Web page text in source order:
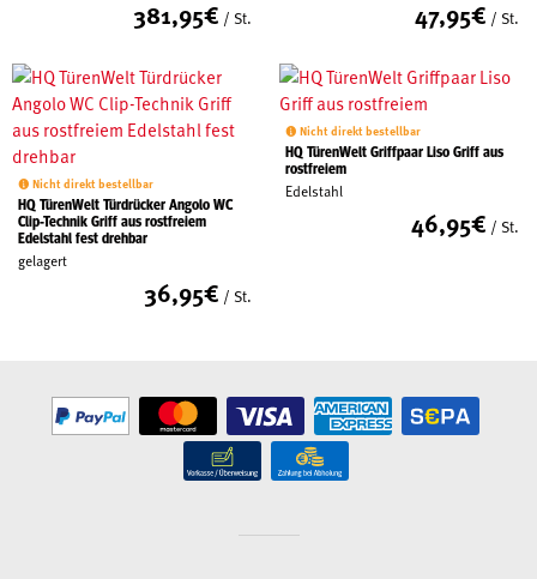
381,95€ / St. 47,95€ / St.
Nicht direkt bestellbar
HQ TürenWelt Türdrücker Angolo WC
Clip-Technik Griff aus rostfreiem
Edelstahl fest drehbar
gelagert
36,95€ / St.
Nicht direkt bestellbar
HQ TürenWelt Griffpaar Liso Griff aus
rostfreiem
Edelstahl
46,95€ / St.